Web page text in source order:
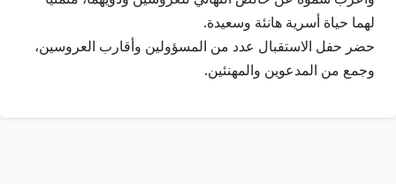
لهما حياة أسرية هانئة وسعيدة.
حضر حفل الاستقبال عدد من المسؤولين وأقارب العروسين،
وجمع من المدعوين والمهنئين.